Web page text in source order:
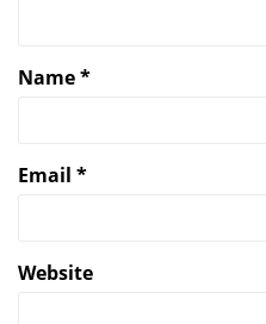
Name*
Email *
Website